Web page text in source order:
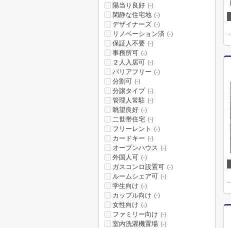
陽当り良好 (-)
閑静な住宅地 (-)
デザイナーズ (-)
リノベーション済 (-)
保証人不要 (-)
事務所可 (-)
２人入居可 (-)
バリアフリー (-)
分割可 (-)
分譲タイプ (-)
管理人常駐 (-)
眺望良好 (-)
二世帯住宅 (-)
フリーレント (-)
カードキー (-)
オープンハウス (-)
外国人可 (-)
ガスコンロ設置可 (-)
ルームシェア可 (-)
学生向け (-)
カップル向け (-)
女性向け (-)
ファミリー向け (-)
室内洗濯機置場 (-)